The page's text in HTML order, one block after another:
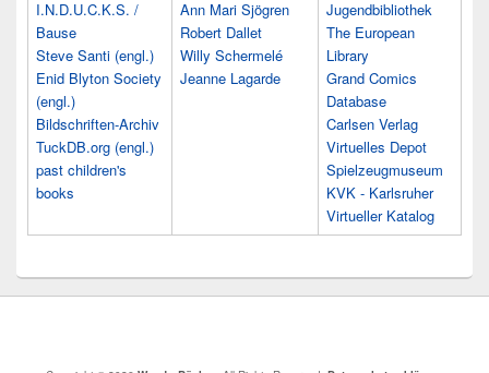
I.N.D.U.C.K.S. /
Bause
Steve Santi (engl.)
Enid Blyton Society
(engl.)
Bildschriften-Archiv
TuckDB.org (engl.)
past children's
books
Ann Mari Sjögren
Robert Dallet
Willy Schermelé
Jeanne Lagarde
Jugendbibliothek
The European
Library
Grand Comics
Database
Carlsen Verlag
Virtuelles Depot
Spielzeugmuseum
KVK - Karlsruher
Virtueller Katalog